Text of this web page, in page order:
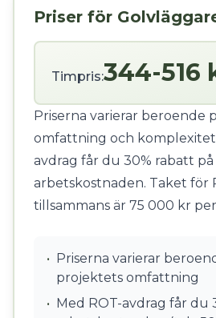
Priser för
Timpris:344-516
Priserna varierar beroende
omfattning och
avdrag får du 30% rabatt på
arbetskostnaden. Taket för
tillsammans är 75 000 kr
• Priserna varierar
projektets omfattning
• Med ROT-avdrag får du